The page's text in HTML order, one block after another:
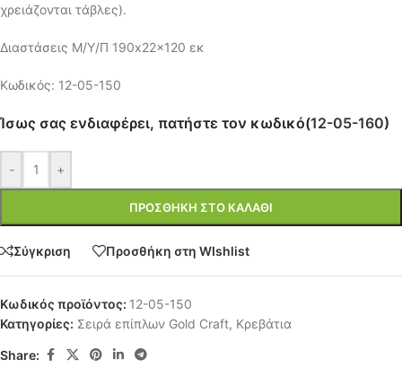
χρειάζονται τάβλες).
Διαστάσεις Μ/Υ/Π 190x22x120 εκ
Κωδικός: 12-05-150
Ίσως σας ενδιαφέρει, πατήστε τον κωδικό(12-05-160)
- +
ΠΡΟΣΘΉΚΗ ΣΤΟ ΚΑΛΆΘΙ
Σύγκριση Προσθήκη στη WIshlist
Κωδικός προϊόντος: 12-05-150
Κατηγορίες: Σειρά επίπλων Gold Craft, Κρεβάτια
Share: